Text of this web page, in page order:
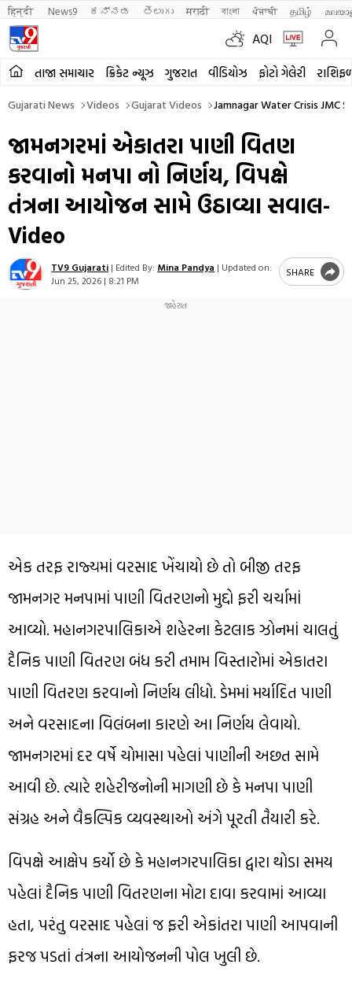
हिन्दी News9 ಕನ್ನಡ తెలుగు मराठी বাংলা ਪੰਜਾਬੀ தமிழ்
AQI
તાજા સમાચાર ક્રિકેટ ન્યૂઝ ગુજરાત વીડિયોઝ ફોટો ગેલેરી
Gujarati News Videos Gujarat Videos Jamnagar Water Crisis JMC
જામનગરમાં એકાતરા પાણી વિતણ
કરવાનો મનપા નો નિર્ણય, વિપક્ષે
તંત્રના આયોજન સામે ઉઠાવ્યા સવાલ-
Video
TV9 Gujarati | Edited By: Mina Pandya | Updated on:
Jun 25, 2026 | 8:21 PM
SHARE
એક તરફ રાજ્યમાં વરસાદ ખેંચાયો છે તો બીજી તરફ
જામનગર મનપામાં પાણી વિતરણનો મુદ્દો ફરી ચર્ચામાં
આવ્યો. મહાનગરપાલિકાએ શહેરના કેટલાક ઝોનમાં ચાલતું
દૈનિક પાણી વિતરણ બંધ કરી તમામ વિસ્તારોમાં એકાતરા
પાણી વિતરણ કરવાનો નિર્ણય લીધો. ડેમમાં મર્યાદિત પાણી
અને વરસાદના વિલંબના કારણે આ નિર્ણય લેવાયો.
જામનગરમાં દર વર્ષે ચોમાસા પહેલાં પાણીની અછત સામે
આવી છે. ત્યારે શહેરીજનોની માગણી છે કે મનપા પાણી
સંગ્રહ અને વૈકલ્પિક વ્યવસ્થાઓ અંગે પૂરતી તૈયારી કરે.
વિપક્ષે આક્ષેપ કર્યો છે કે મહાનગરપાલિકા દ્વારા થોડા સમય
પહેલાં દૈનિક પાણી વિતરણના મોટા દાવા કરવામાં આવ્યા
હતા, પરંતુ વરસાદ પહેલાં જ ફરી એકાંતરા પાણી આપવાની
ફરજ પડતાં તંત્રના આયોજનની પોલ ખુલી છે.